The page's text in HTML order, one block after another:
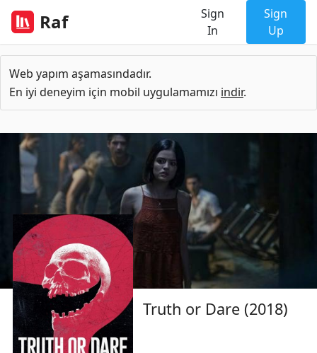
Raf
Sign
In
Sign
Up
Web yapım aşamasındadır.
En iyi deneyim için mobil uygulamamızı indir.
Truth or Dare (2018)